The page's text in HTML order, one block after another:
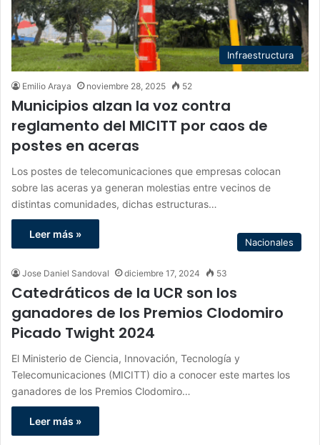
Infraestructura
Emilio Araya noviembre 28, 2025 52
Municipios alzan la voz contra
reglamento del MICITT por caos de
postes en aceras
Los postes de telecomunicaciones que empresas colocan
sobre las aceras ya generan molestias entre vecinos de
distintas comunidades, dichas estructuras…
Leer más »
Nacionales
Jose Daniel Sandoval diciembre 17, 2024 53
Catedráticos de la UCR son los
ganadores de los‬ ‭Premios Clodomiro
Picado Twight 2024
El‬‭ Ministerio‬‭ de‬‭ Ciencia,‬‭ Innovación,‬‭ Tecnología‬‭ y
‬Telecomunicaciones‬‭ (MICITT)‬‭ dio‬‭ a‬‭ conocer‬‭ este‬‭ martes‬‭ los‬‭
ganadores de‬‭ los‬ Premios‬‭ Clodomiro‬‭…
Leer más »